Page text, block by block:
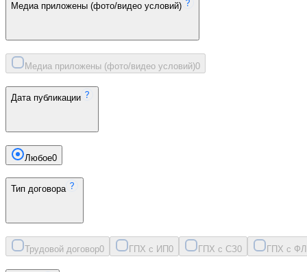
Медиа приложены (фото/видео условий)
Медиа приложены (фото/видео условий)0
Дата публикации
Любое0
Тип договора
Трудовой договор0 ГПХ с ИП0 ГПХ с СЗ0 ГПХ с ФЛ